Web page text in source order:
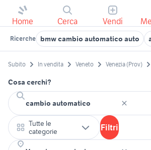
Home Cerca Vendi
Ricerche bmw cambio automatico auto
Subito In vendita Veneto Venezia (Prov)
Cosa cerchi?
Tutte le
categorie
Filtri